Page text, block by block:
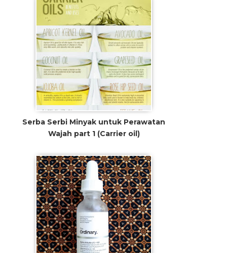
Serba Serbi Minyak untuk Perawatan
Wajah part 1 (Carrier oil)